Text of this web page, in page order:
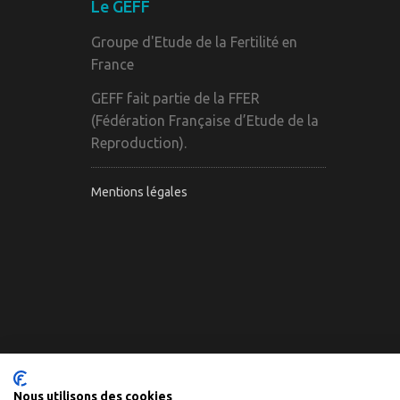
Le GEFF
Groupe d'Etude de la Fertilité en
France
GEFF fait partie de la FFER
(Fédération Française d’Etude de la
Reproduction).
Mentions légales
Nous utilisons des cookies